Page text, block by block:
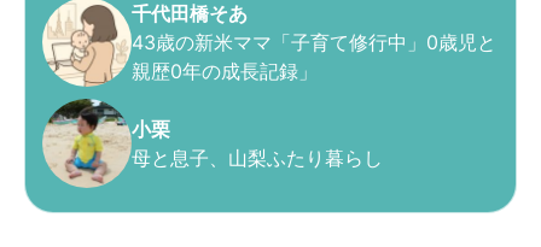
千代田橋そあ
43歳の新米ママ「子育て修行中」0歳児と
親歴0年の成長記録」
小栗
母と息子、山梨ふたり暮らし